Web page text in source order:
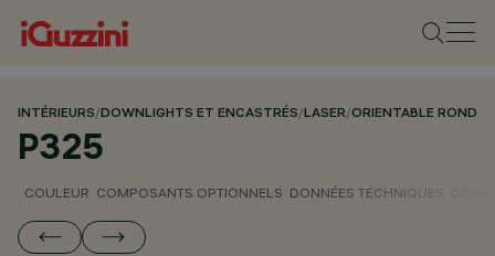
INTÉRIEURS/DOWNLIGHTS ET ENCASTRÉS/LASER/ORIENTABLE ROND
P325
COULEUR COMPOSANTS OPTIONNELS DONNÉES TECHNIQUES